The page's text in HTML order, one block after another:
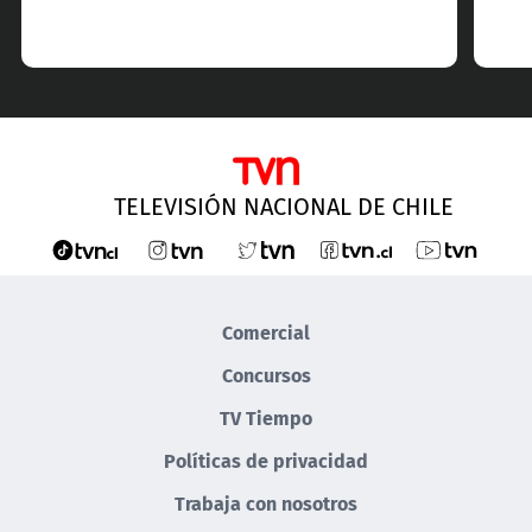
TELEVISIÓN NACIONAL DE CHILE
Comercial
Concursos
TV Tiempo
Políticas de privacidad
Trabaja con nosotros